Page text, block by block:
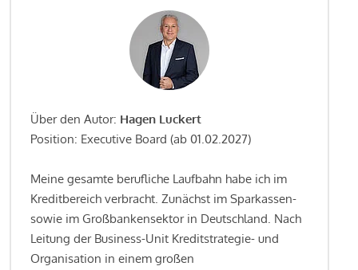
Über den Autor: Hagen Luckert
Position: Executive Board (ab 01.02.2027)
Meine gesamte berufliche Laufbahn habe ich im
Kreditbereich verbracht. Zunächst im Sparkassen-
sowie im Großbankensektor in Deutschland. Nach
Leitung der Business-Unit Kreditstrategie- und
Organisation in einem großen